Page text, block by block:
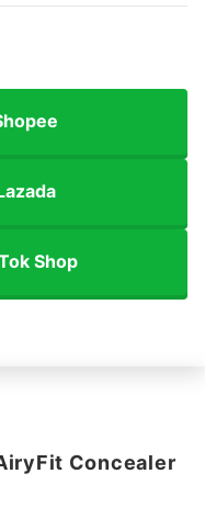
Shop
Concealer